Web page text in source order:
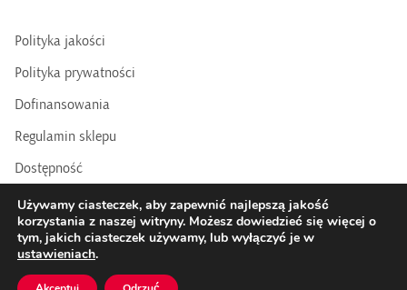
Polityka jakości
Polityka prywatności
Dofinansowania
Regulamin sklepu
Dostępność
BIP
COPYRIGHTS © 2016 - 2025 BY GALERIA ARSENAŁ | Realizacja:
Datasky
Używamy ciasteczek, aby zapewnić najlepszą jakość
korzystania z naszej witryny. Możesz dowiedzieć się więcej o
tym, jakich ciasteczek używamy, lub wyłączyć je w
ustawieniach.